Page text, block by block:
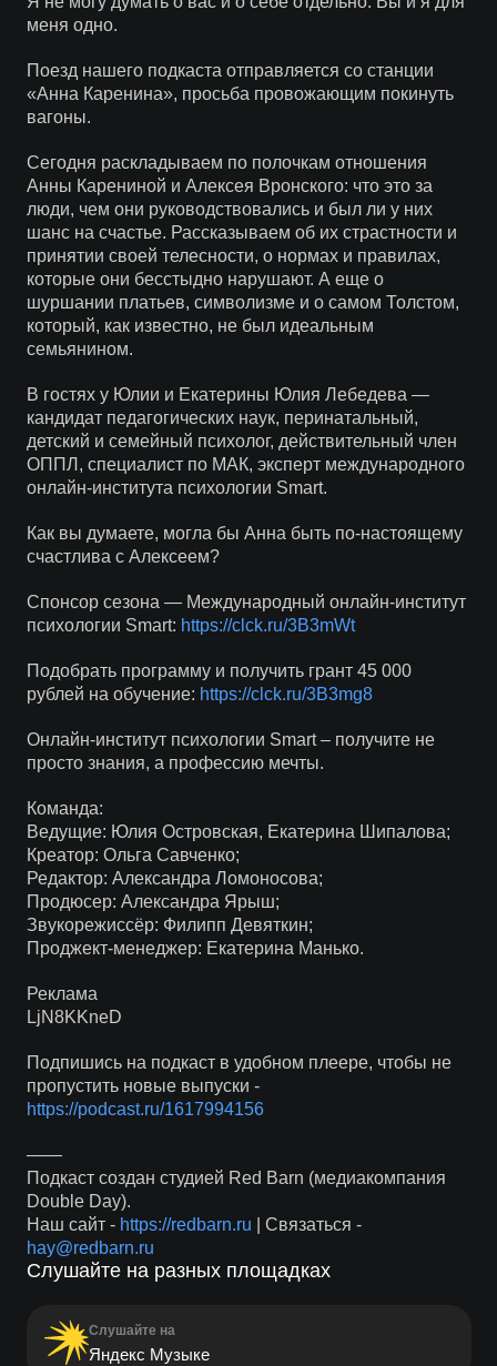
меня одно.
Поезд нашего подкаста отправляется со станции
«Анна Каренина», просьба провожающим покинуть
вагоны.
Сегодня раскладываем по полочкам отношения
Анны Карениной и Алексея Вронского: что это за
люди, чем они руководствовались и был ли у них
шанс на счастье. Рассказываем об их страстности и
принятии своей телесности, о нормах и правилах,
которые они бесстыдно нарушают. А еще о
шуршании платьев, символизме и о самом Толстом,
который, как известно, не был идеальным
семьянином.
В гостях у Юлии и Екатерины Юлия Лебедева —
кандидат педагогических наук, перинатальный,
детский и семейный психолог, действительный член
ОППЛ, специалист по МАК, эксперт международного
онлайн-института психологии Smart.
Как вы думаете, могла бы Анна быть по-настоящему
счастлива с Алексеем?
Спонсор сезона — Международный онлайн-институт
психологии Smart: https://clck.ru/3B3mWt
Подобрать программу и получить грант 45 000
рублей на обучение: https://clck.ru/3B3mg8
Онлайн-институт психологии Smart – получите не
просто знания, а профессию мечты.
Команда:
Ведущие: Юлия Островская, Екатерина Шипалова;
Креатор: Ольга Савченко;
Редактор: Александра Ломоносова;
Продюсер: Александра Ярыш;
Звукорежиссёр: Филипп Девяткин;
Проджект-менеджер: Екатерина Манько.
Реклама
LjN8KKneD
Подпишись на подкаст в удобном плеере, чтобы не
пропустить новые выпуски -
https://podcast.ru/1617994156
——
Подкаст создан студией Red Barn (медиакомпания
Double Day).
Наш сайт - https://redbarn.ru | Связаться -
hay@redbarn.ru
Слушайте на разных площадках
Слушайте на
Яндекс Музыке